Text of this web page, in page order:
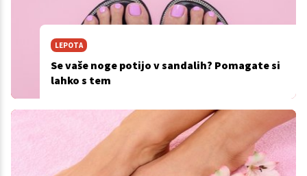
LEPOTA
Se vaše noge potijo v sandalih? Pomagate si
lahko s tem